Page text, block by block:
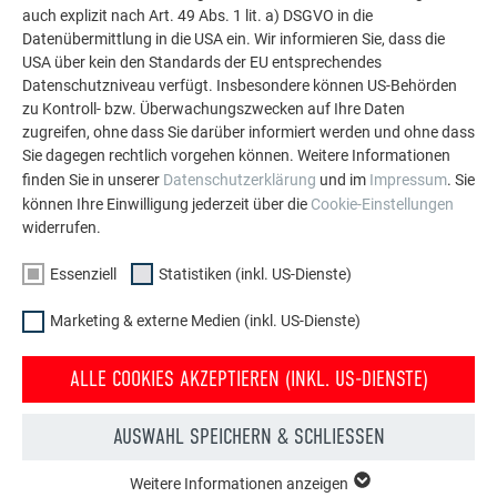
MEHR REFERENZEN ANSEHEN
Kostenlos PREFA Prospekte bestellen
auch explizit nach Art. 49 Abs. 1 lit. a) DSGVO in die
Datenübermittlung in die USA ein. Wir informieren Sie, dass die
USA über kein den Standards der EU entsprechendes
Datenschutzniveau verfügt. Insbesondere können US-Behörden
zu Kontroll- bzw. Überwachungszwecken auf Ihre Daten
zugreifen, ohne dass Sie darüber informiert werden und ohne dass
Sie dagegen rechtlich vorgehen können. Weitere Informationen
finden Sie in unserer Datenschutzerklärung und im Impressum. Sie
können Ihre Einwilligung jederzeit über die Cookie-Einstellungen
widerrufen.
Essenziell Statistiken (inkl. US-Dienste)
Marketing & externe Medien (inkl. US-Dienste)
ALLE COOKIES AKZEPTIEREN (INKL. US-DIENSTE)
AUSWAHL SPEICHERN & SCHLIESSEN
Weitere Informationen anzeigen